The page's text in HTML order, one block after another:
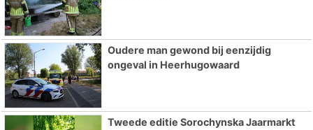
Oudere man gewond bij eenzijdig
ongeval in Heerhugowaard
Tweede editie Sorochynska Jaarmarkt